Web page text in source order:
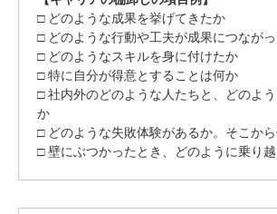
□ どのような成果を挙げてきたか
□ どのような行動や工夫が成果につなが
□ どのようなスキルを身に付けたか
□ 特に自分が得意とすることは何か
□ 社内外のどのような人たちと、どのよ
か
□ どのような失敗体験があるか。そこか
□ 壁にぶつかったとき、どのように乗り